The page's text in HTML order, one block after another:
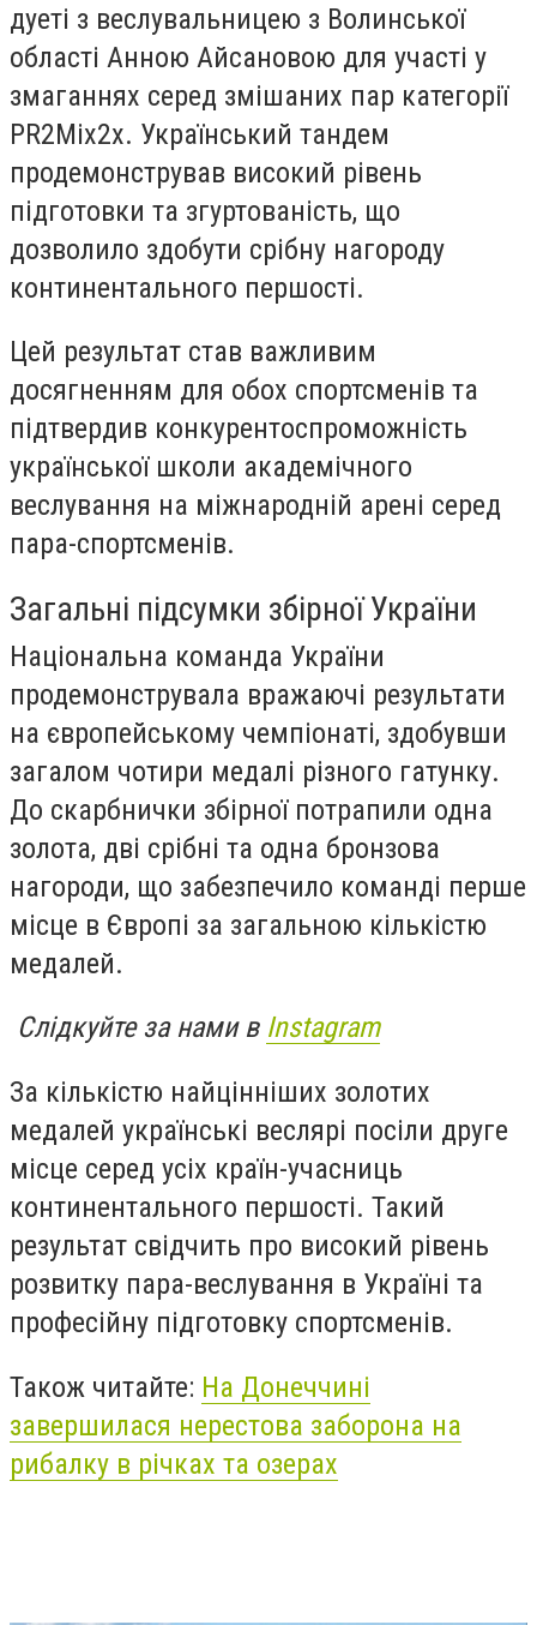
дуеті з веслувальницею з Волинської
області Анною Айсановою для участі у
змаганнях серед змішаних пар категорії
PR2Mix2x. Український тандем
продемонстрував високий рівень
підготовки та згуртованість, що
дозволило здобути срібну нагороду
континентального першості.
Цей результат став важливим
досягненням для обох спортсменів та
підтвердив конкурентоспроможність
української школи академічного
веслування на міжнародній арені серед
пара-спортсменів.
Загальні підсумки збірної України
Національна команда України
продемонструвала вражаючі результати
на європейському чемпіонаті, здобувши
загалом чотири медалі різного гатунку.
До скарбнички збірної потрапили одна
золота, дві срібні та одна бронзова
нагороди, що забезпечило команді перше
місце в Європі за загальною кількістю
медалей.
Слідкуйте за нами в Instagram
За кількістю найцінніших золотих
медалей українські веслярі посіли друге
місце серед усіх країн-учасниць
континентального першості. Такий
результат свідчить про високий рівень
розвитку пара-веслування в Україні та
професійну підготовку спортсменів.
Також читайте: На Донеччині
завершилася нерестова заборона на
рибалку в річках та озерах